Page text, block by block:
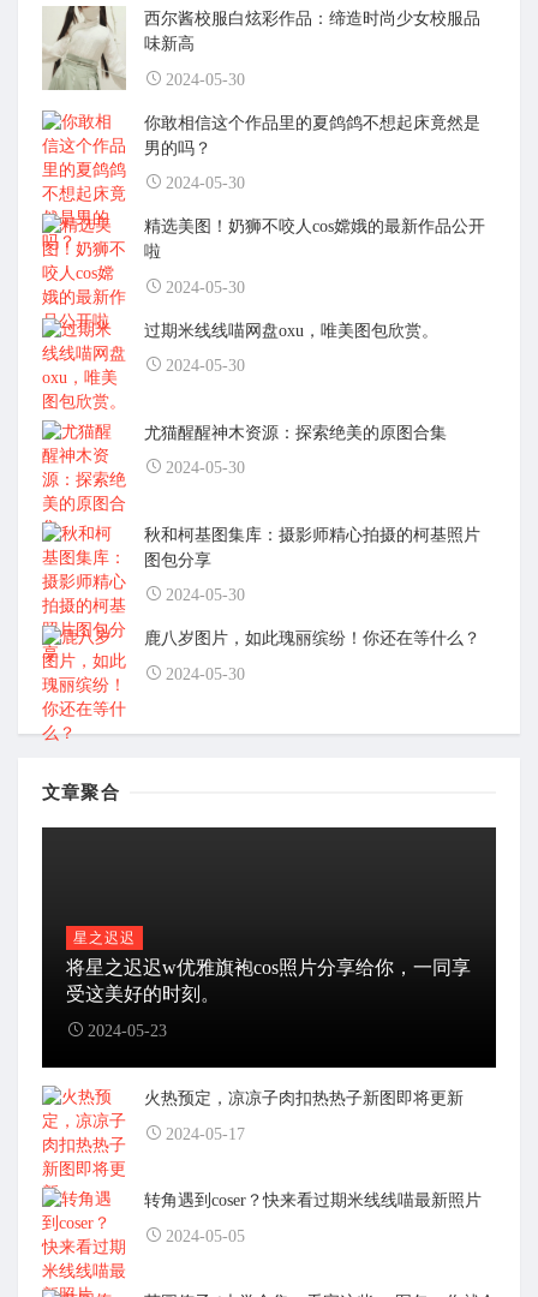
西尔酱校服白炫彩作品：缔造时尚少女校服品
味新高
2024-05-30
你敢相信这个作品里的夏鸽鸽不想起床竟然是
男的吗？
2024-05-30
精选美图！奶狮不咬人cos嫦娥的最新作品公开
啦
2024-05-30
过期米线线喵网盘oxu，唯美图包欣赏。
2024-05-30
尤猫醒醒神木资源：探索绝美的原图合集
2024-05-30
秋和柯基图集库：摄影师精心拍摄的柯基照片
图包分享
2024-05-30
鹿八岁图片，如此瑰丽缤纷！你还在等什么？
2024-05-30
文章聚合
星之迟迟
将星之迟迟w优雅旗袍cos照片分享给你，一同享
受这美好的时刻。
2024-05-23
火热预定，凉凉子肉扣热热子新图即将更新
2024-05-17
转角遇到coser？快来看过期米线线喵最新照片
2024-05-05